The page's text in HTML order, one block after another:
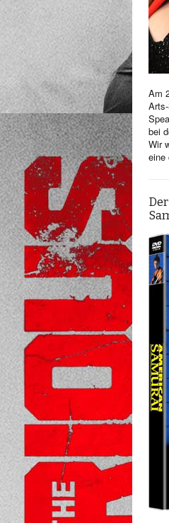
Am
bei
Wir
eine